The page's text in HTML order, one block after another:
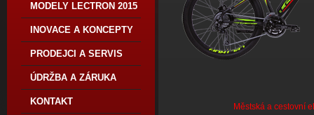
MODELY LECTRON 2015
INOVACE A KONCEPTY
PRODEJCI A SERVIS
ÚDRŽBA A ZÁRUKA
KONTAKT Městská a cestovní